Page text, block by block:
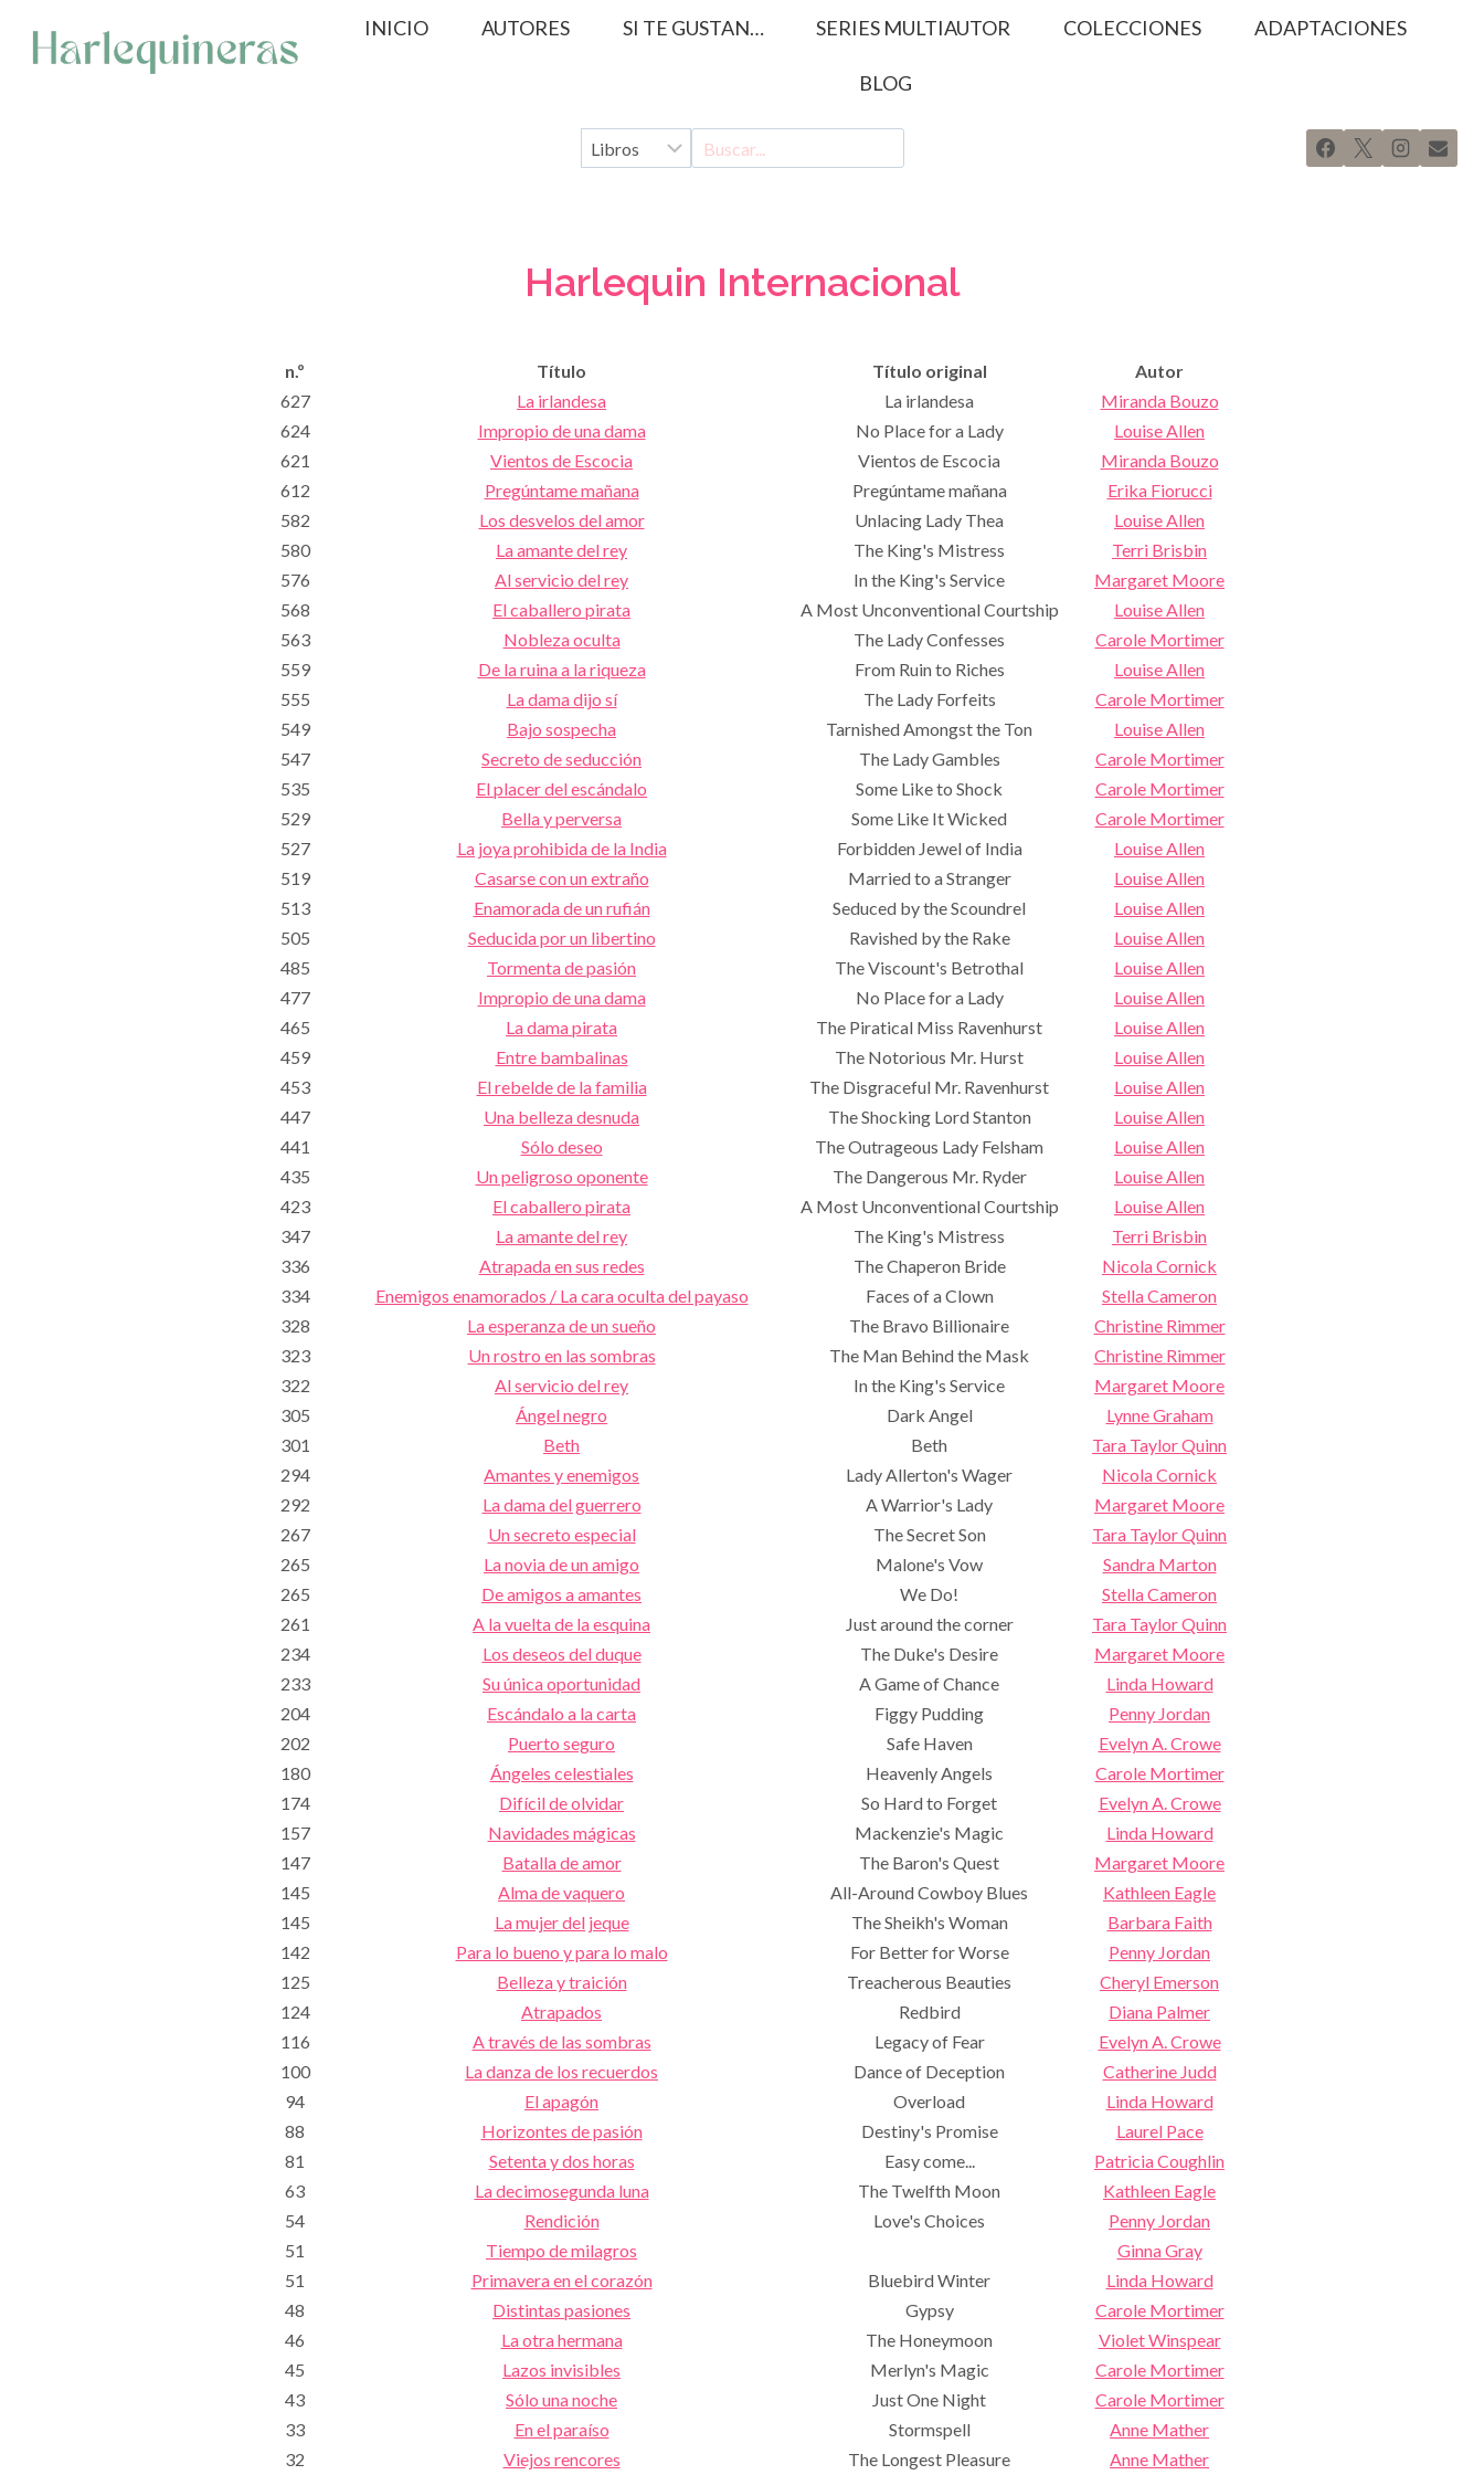
contenido
INICIO AUTORES SI TE GUSTAN… SERIES MULTIAUTOR COLECCIONES ADAPTACIONES
BLOG
Harlequin Internacional
n.º Título Título original
Autor
627
La irlandesa La irlandesa
Miranda Bouzo
624
Impropio de una dama No Place for a Lady
Louise Allen
621
Vientos de Escocia Vientos de Escocia
Miranda Bouzo
612
Pregúntame mañana Pregúntame mañana
Erika Fiorucci
582
Los desvelos del amor Unlacing Lady Thea
Louise Allen
580
La amante del rey The King's Mistress
Terri Brisbin
576
Al servicio del rey In the King's Service
Margaret Moore
568
El caballero pirata A Most Unconventional Courtship
Louise Allen
563
Nobleza oculta The Lady Confesses
Carole Mortimer
559
De la ruina a la riqueza From Ruin to Riches
Louise Allen
555
La dama dijo sí The Lady Forfeits
Carole Mortimer
549
Bajo sospecha Tarnished Amongst the Ton
Louise Allen
547
Secreto de seducción The Lady Gambles
Carole Mortimer
535
El placer del escándalo Some Like to Shock
Carole Mortimer
529
Bella y perversa Some Like It Wicked
Carole Mortimer
527
La joya prohibida de la India Forbidden Jewel of India
Louise Allen
519
Casarse con un extraño Married to a Stranger
Louise Allen
513
Enamorada de un rufián Seduced by the Scoundrel
Louise Allen
505
Seducida por un libertino Ravished by the Rake
Louise Allen
485
Tormenta de pasión The Viscount's Betrothal
Louise Allen
477
Impropio de una dama No Place for a Lady
Louise Allen
465
La dama pirata The Piratical Miss Ravenhurst
Louise Allen
459
Entre bambalinas The Notorious Mr. Hurst
Louise Allen
453
El rebelde de la familia The Disgraceful Mr. Ravenhurst
Louise Allen
447
Una belleza desnuda The Shocking Lord Stanton
Louise Allen
441
Sólo deseo The Outrageous Lady Felsham
Louise Allen
435
Un peligroso oponente The Dangerous Mr. Ryder
Louise Allen
423
El caballero pirata A Most Unconventional Courtship
Louise Allen
347
La amante del rey The King's Mistress
Terri Brisbin
336
Atrapada en sus redes The Chaperon Bride
Nicola Cornick
334
Enemigos enamorados / La cara oculta del payaso Faces of a Clown
Stella Cameron
328
La esperanza de un sueño The Bravo Billionaire
Christine Rimmer
323
Un rostro en las sombras The Man Behind the Mask
Christine Rimmer
322
Al servicio del rey In the King's Service
Margaret Moore
305
Ángel negro Dark Angel
Lynne Graham
301
Beth Beth
Tara Taylor Quinn
294
Amantes y enemigos Lady Allerton's Wager
Nicola Cornick
292
La dama del guerrero A Warrior's Lady
Margaret Moore
267
Un secreto especial The Secret Son
Tara Taylor Quinn
265
La novia de un amigo Malone's Vow
Sandra Marton
265
De amigos a amantes We Do!
Stella Cameron
261
A la vuelta de la esquina Just around the corner
Tara Taylor Quinn
234
Los deseos del duque The Duke's Desire
Margaret Moore
233
Su única oportunidad A Game of Chance
Linda Howard
204
Escándalo a la carta Figgy Pudding
Penny Jordan
202
Puerto seguro Safe Haven
Evelyn A. Crowe
180
Ángeles celestiales Heavenly Angels
Carole Mortimer
174
Difícil de olvidar So Hard to Forget
Evelyn A. Crowe
157
Navidades mágicas Mackenzie's Magic
Linda Howard
147
Batalla de amor The Baron's Quest
Margaret Moore
145
Alma de vaquero All-Around Cowboy Blues
Kathleen Eagle
145
La mujer del jeque The Sheikh's Woman
Barbara Faith
142
Para lo bueno y para lo malo For Better for Worse
Penny Jordan
125
Belleza y traición Treacherous Beauties
Cheryl Emerson
124
Atrapados Redbird
Diana Palmer
116
A través de las sombras Legacy of Fear
Evelyn A. Crowe
100
La danza de los recuerdos Dance of Deception
Catherine Judd
94
El apagón Overload
Linda Howard
88
Horizontes de pasión Destiny's Promise
Laurel Pace
81
Setenta y dos horas Easy come...
Patricia Coughlin
63
La decimosegunda luna The Twelfth Moon
Kathleen Eagle
54
Rendición Love's Choices
Penny Jordan
51
Tiempo de milagros
Ginna Gray
51
Primavera en el corazón Bluebird Winter
Linda Howard
48
Distintas pasiones Gypsy
Carole Mortimer
46
La otra hermana The Honeymoon
Violet Winspear
45
Lazos invisibles Merlyn's Magic
Carole Mortimer
43
Sólo una noche Just One Night
Carole Mortimer
33
En el paraíso Stormspell
Anne Mather
32
Viejos rencores The Longest Pleasure Anne Mather